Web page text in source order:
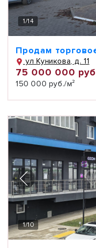
1/14
Продам
ул Куникова, д. 11
75 000 000
150 000 руб./м²
1/10